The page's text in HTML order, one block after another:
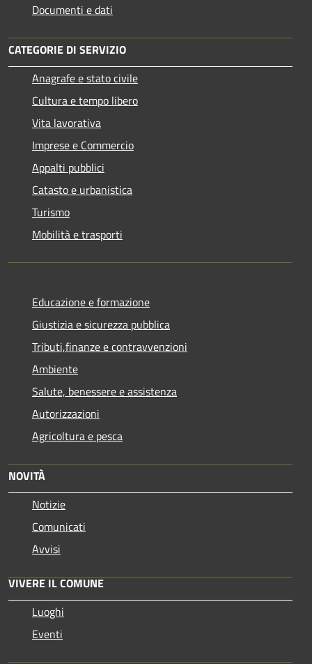
Documenti e dati
CATEGORIE DI SERVIZIO
Anagrafe e stato civile
Cultura e tempo libero
Vita lavorativa
Imprese e Commercio
Appalti pubblici
Catasto e urbanistica
Turismo
Mobilità e trasporti
Educazione e formazione
Giustizia e sicurezza pubblica
Tributi,finanze e contravvenzioni
Ambiente
Salute, benessere e assistenza
Autorizzazioni
Agricoltura e pesca
NOVITÀ
Notizie
Comunicati
Avvisi
VIVERE IL COMUNE
Luoghi
Eventi